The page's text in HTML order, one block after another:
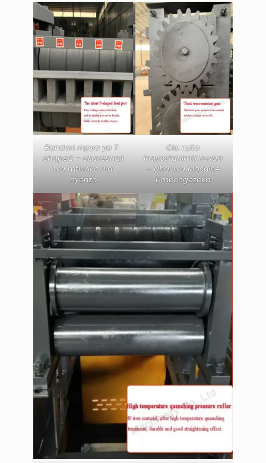
Bandari mpya ya T-
shaped – uboreshaji
wa mtiririko wa
nyenzo
Gia nzito
inayostahimili kuvaa
– Uhai wa Mashine
Umeongezeka